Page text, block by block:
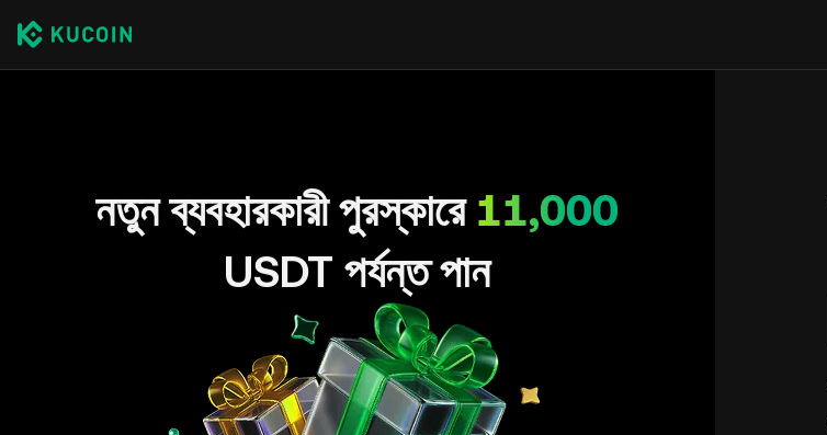
নতুন ব্যবহারকারী পুরস্কারে 11,000
USDT পর্যন্ত পান